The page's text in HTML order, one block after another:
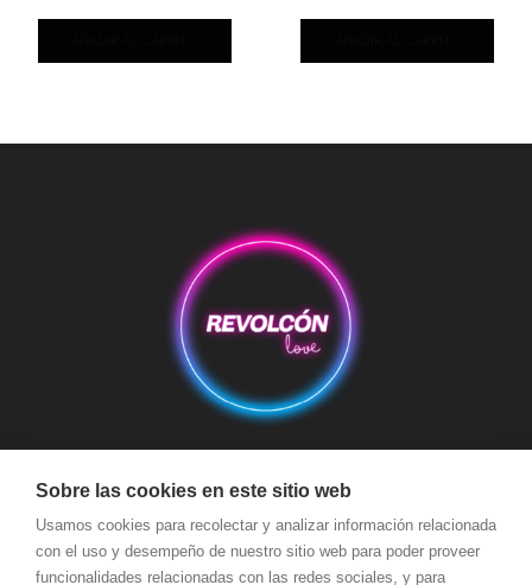
Aviso Legal Condiciones de Compra
Condiciones de Envío
Política de devoluciones y reembolsos
Política de Cookies
Política de Privacidad
Términos y Condiciones de Uso
Sobre las cookies en este sitio web
Usamos cookies para recolectar y analizar información relacionada
con el uso y desempeño de nuestro sitio web para poder proveer
funcionalidades relacionadas con las redes sociales, y para